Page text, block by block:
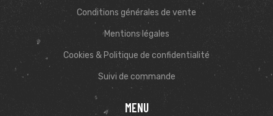
Conditions générales de vente
Mentions légales
Cookies & Politique de confidentialité
Suivi de commande
MENU